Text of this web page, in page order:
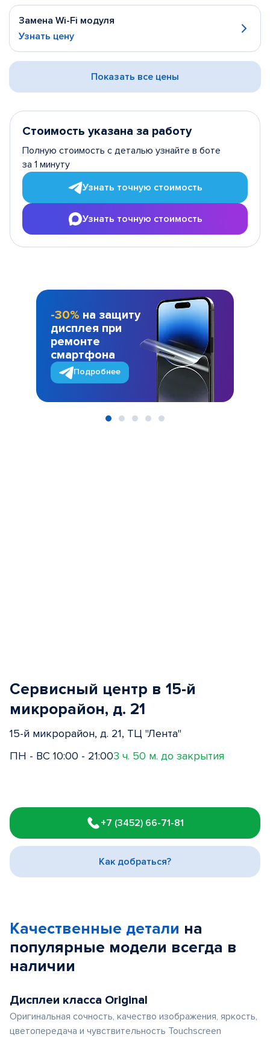
Замена Wi-Fi модуля
Узнать цену
Показать все цены
Стоимость указана за работу
Полную стоимость с деталью узнайте в боте
за 1 минуту
Узнать точную стоимость
Узнать точную стоимость
-30% на защиту
дисплея при
ремонте
смартфона
Подробнее
Сервисный центр в 15-й
микрорайон, д. 21
15-й микрорайон, д. 21, ТЦ "Лента"
ПН - ВС 10:00 - 21:003 ч. 50 м. до закрытия
1
of
3
+7 (3452) 66-71-81
Как добраться?
Качественные детали на
популярные модели всегда в
наличии
Дисплеи класса Original
Оригинальная сочность, качество изображения, яркость,
цветопередача и чувствительность Touchscreen